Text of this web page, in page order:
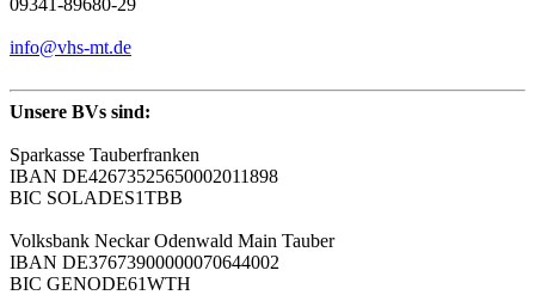
info@vhs-mt.de
Unsere BVs sind:
Sparkasse Tauberfranken
IBAN DE42673525650002011898
BIC SOLADES1TBB
Volksbank Neckar Odenwald Main Tauber
IBAN DE37673900000070644002
BIC GENODE61WTH